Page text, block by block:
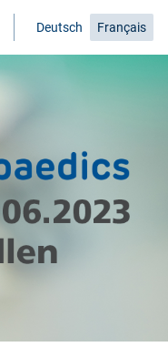
Deutsch Français